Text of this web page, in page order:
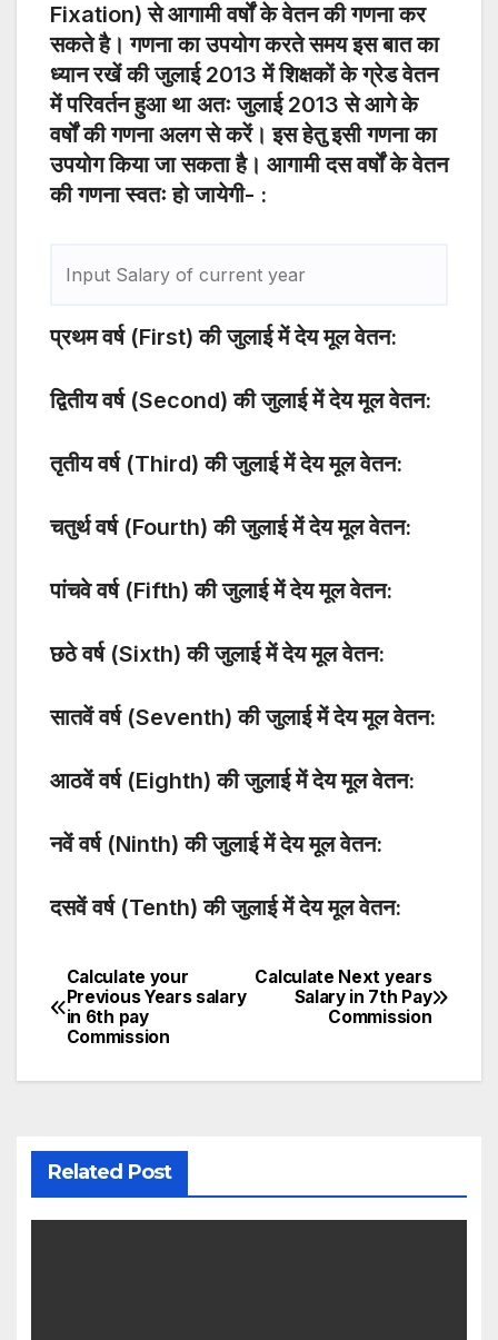
Fixation) से आगामी वर्षों के वेतन की गणना कर
सकते है। गणना का उपयोग करते समय इस बात का
ध्यान रखें की जुलाई 2013 में शिक्षकों के ग्रेड वेतन
में परिवर्तन हुआ था अतः जुलाई 2013 से आगे के
वर्षों की गणना अलग से करें। इस हेतु इसी गणना का
उपयोग किया जा सकता है। आगामी दस वर्षों के वेतन
की गणना स्वतः हो जायेगी- :
प्रथम वर्ष (First) की जुलाई में देय मूल वेतन:
द्वितीय वर्ष (Second) की जुलाई में देय मूल वेतन:
तृतीय वर्ष (Third) की जुलाई में देय मूल वेतन:
चतुर्थ वर्ष (Fourth) की जुलाई में देय मूल वेतन:
पांचवे वर्ष (Fifth) की जुलाई में देय मूल वेतन:
छठे वर्ष (Sixth) की जुलाई में देय मूल वेतन:
सातवें वर्ष (Seventh) की जुलाई में देय मूल वेतन:
आठवें वर्ष (Eighth) की जुलाई में देय मूल वेतन:
नवें वर्ष (Ninth) की जुलाई में देय मूल वेतन:
दसवें वर्ष (Tenth) की जुलाई में देय मूल वेतन:
Post
navigation
Calculate Next years
Salary in 7th Pay
Commission
Calculate your
Previous Years salary
in 6th pay
Commission
Related Post